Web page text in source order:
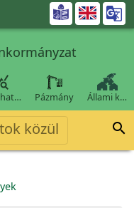

Pázmány Állami k…
közül 